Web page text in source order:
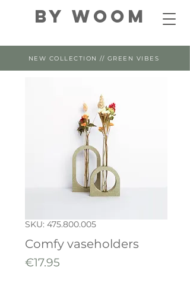
By WOOM
NEW COLLECTION // GREEN VIBES
SKU: 475.800.005
Comfy vaseholders
€17.95